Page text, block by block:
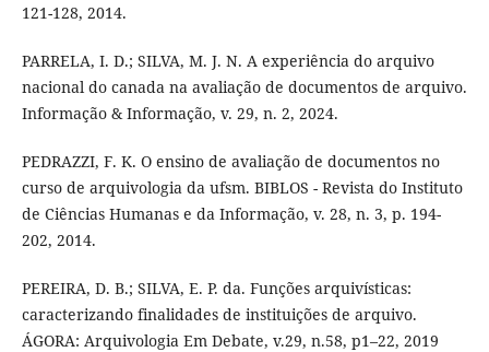
121-128, 2014.
PARRELA, I. D.; SILVA, M. J. N. A experiência do arquivo
nacional do canada na avaliação de documentos de arquivo.
Informação & Informação, v. 29, n. 2, 2024.
PEDRAZZI, F. K. O ensino de avaliação de documentos no
curso de arquivologia da ufsm. BIBLOS - Revista do Instituto
de Ciências Humanas e da Informação, v. 28, n. 3, p. 194-
202, 2014.
PEREIRA, D. B.; SILVA, E. P. da. Funções arquivísticas:
caracterizando finalidades de instituições de arquivo.
ÁGORA: Arquivologia Em Debate, v.29, n.58, p1–22, 2019